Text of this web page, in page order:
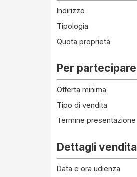
Indirizzo
Tipologia
Quota proprietà
Per partecipare
Offerta minima
Tipo di vendita
Termine presentazione
Dettagli vendita
Data e ora udienza